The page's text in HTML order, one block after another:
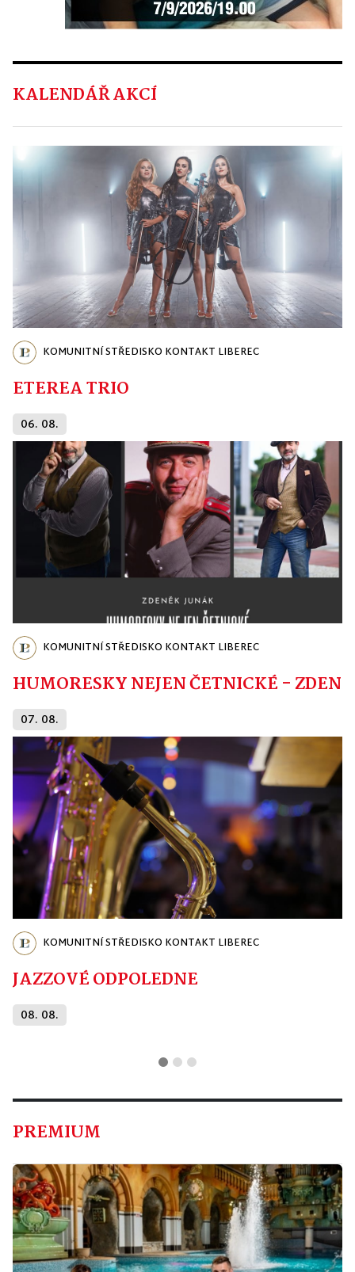
KALENDÁŘ AKCÍ
KOMUNITNÍ STŘEDISKO KONTAKT LIBEREC
ETEREA TRIO
06. 08.
KOMUNITNÍ STŘEDISKO KONTAKT LIBEREC
HUMORESKY NEJEN ČETNICKÉ -
07. 08.
KOMUNITNÍ STŘEDISKO KONTAKT LIBEREC
JAZZOVÉ ODPOLEDNE
08. 08.
PREMIUM